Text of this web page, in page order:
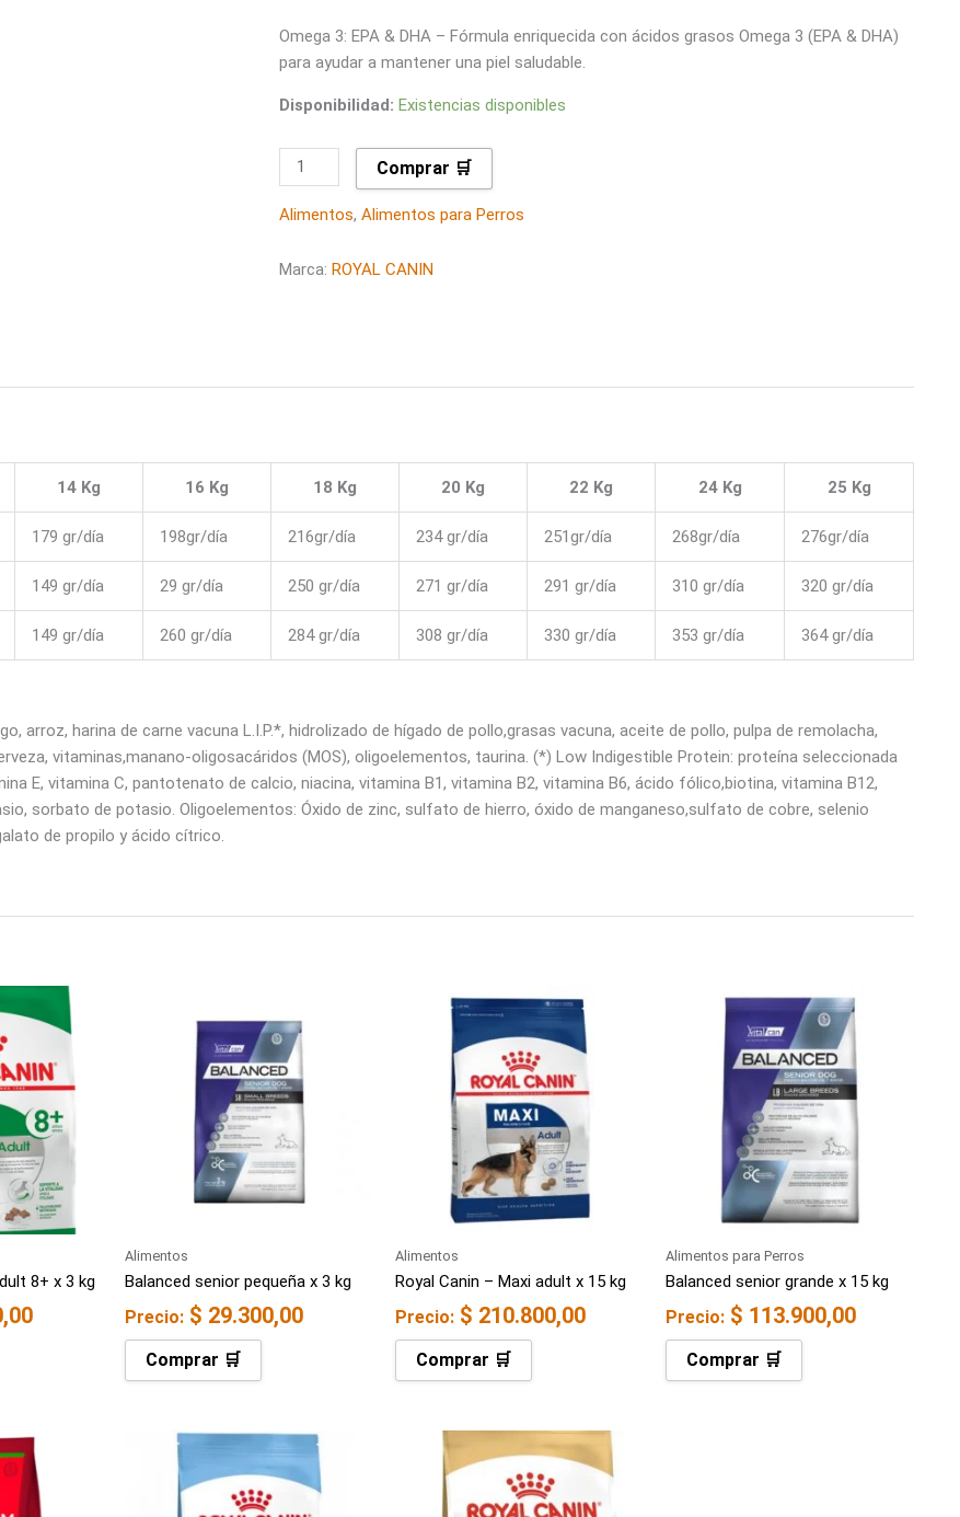
Omega 3: EPA & DHA – Fórmula enriquecida con ácidos grasos Omega 3 (EPA & DHA)
para ayudar a mantener una piel saludable.
Disponibilidad: Existencias disponibles
Comprar 🛒
Alimentos,Alimentos para Perros
Marca: ROYAL CANIN
14 Kg 16 Kg 18 Kg 20 Kg 22 Kg 24 Kg 25 Kg
179 gr/día 198gr/día 216gr/día 234 gr/día 251gr/día 268gr/día 276gr/día
149 gr/día 29 gr/día 250 gr/día 271 gr/día 291 gr/día 310 gr/día 320 gr/día
149 gr/día 260 gr/día 284 gr/día 308 gr/día 330 gr/día 353 gr/día 364 gr/día
arroz, harina de carne vacuna L.I.P.*, hidrolizado de hígado de pollo,grasas vacuna, aceite de pollo, pulpa de remolacha,
vitaminas,manano-oligosacáridos (MOS), oligoelementos, taurina. (*) Low Indigestible Protein: proteína seleccionada
E, vitamina C, pantotenato de calcio, niacina, vitamina B1, vitamina B2, vitamina B6, ácido fólico,biotina, vitamina B12,
sorbato de potasio. Oligoelementos: Óxido de zinc, sulfato de hierro, óxido de manganeso,sulfato de cobre, selenio
de propilo y ácido cítrico.
8+ x 3 kg
Alimentos
Balanced senior pequeña x 3 kg
Precio: $ 29.300,00
Comprar 🛒
Alimentos
Royal Canin – Maxi adult x 15 kg
Precio: $ 210.800,00
Comprar 🛒
Alimentos para Perros
Balanced senior grande x 15 kg
Precio: $ 113.900,00
Comprar 🛒